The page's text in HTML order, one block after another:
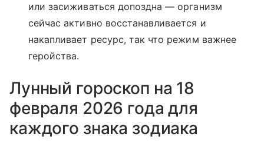
или засиживаться допоздна — организм
сейчас активно восстанавливается и
накапливает ресурс, так что режим важнее
геройства.
Лунный гороскоп на 18
февраля 2026 года для
каждого знака зодиака